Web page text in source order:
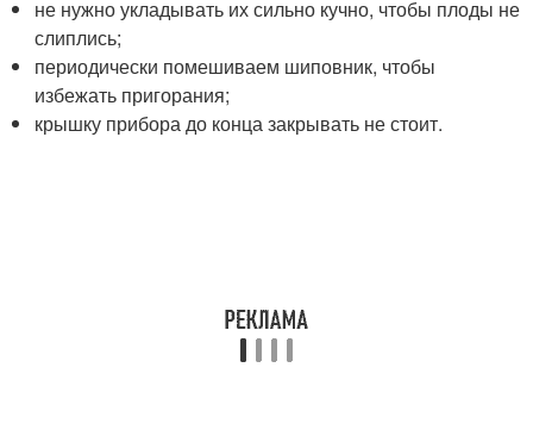
не нужно укладывать их сильно кучно, чтобы плоды не
слиплись;
периодически помешиваем шиповник, чтобы
избежать пригорания;
крышку прибора до конца закрывать не стоит.